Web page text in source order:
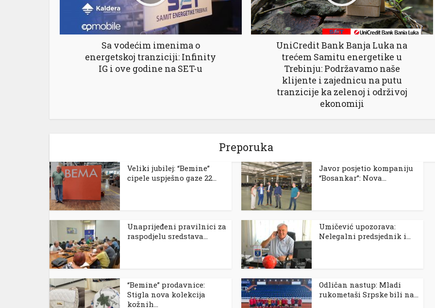
Sa vodećim imenima o
energetskoj tranziciji: Infinity
IG i ove godine na SET-u
UniCredit Bank Banja Luka na
trećem Samitu energetike u
Trebinju: Podržavamo naše
klijente i zajednicu na putu
tranzicije ka zelenoj i održivoj
ekonomiji
Preporuka
Veliki jubilej: “Bemine”
cipele uspješno gaze 22...
Javor posjetio kompaniju
“Bosankar”: Nova...
Unaprijeđeni pravilnici za
raspodjelu sredstava...
Umičević upozorava:
Nelegalni predsjednik i...
“Bemine” prodavnice:
Stigla nova kolekcija
kožnih...
Odličan nastup: Mladi
rukometaši Srpske bili na...